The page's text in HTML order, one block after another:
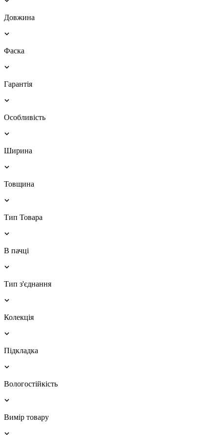
Довжина
Фаска
Гарантія
Особливість
Ширина
Товщина
Тип Товара
В пачці
Тип з'єднання
Колекція
Підкладка
Вологостійкість
Вимір товару